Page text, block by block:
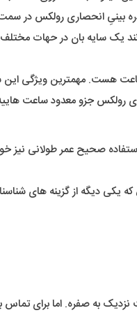
انحصاری رولکس در
یک سایه بان در حهات
هست. مهمترین ویژگی
رولکس جزو معدود ساعت
صحیح عمر طولانی
یکی دیگه از گزینه های
به صفره. اما برای تماس